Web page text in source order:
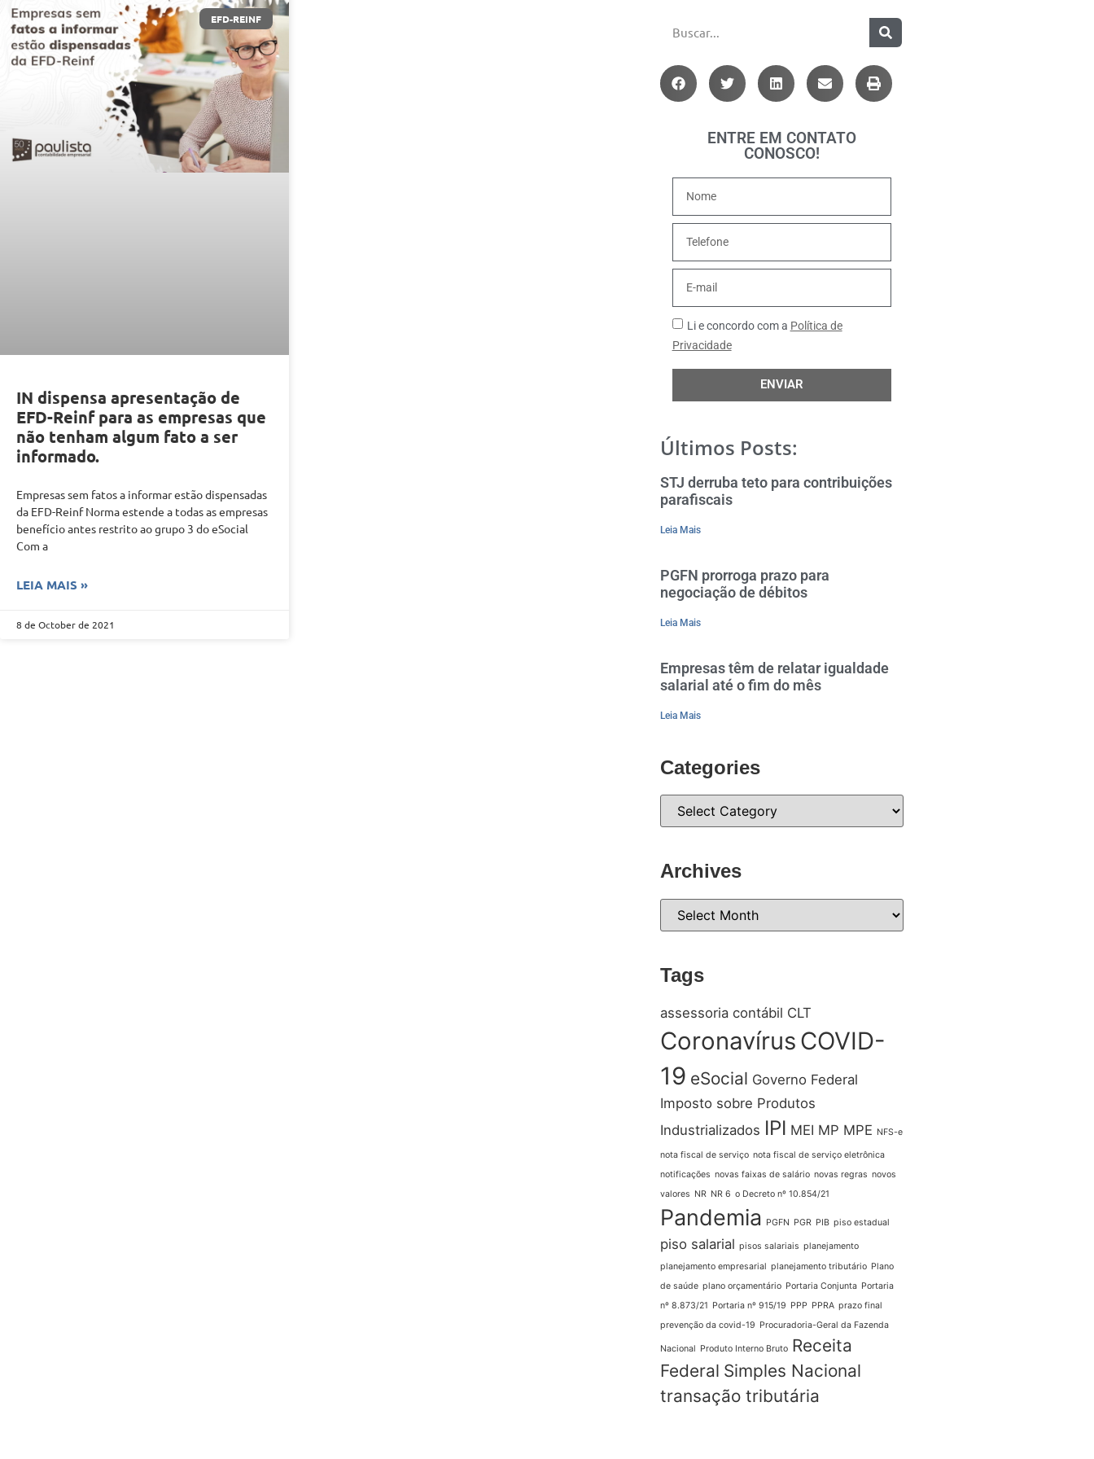
EFD-REINF
IN dispensa apresentação de
EFD-Reinf para as empresas que
não tenham algum fato a ser
informado.
Empresas sem fatos a informar estão dispensadas
da EFD-Reinf Norma estende a todas as empresas
benefício antes restrito ao grupo 3 do eSocial
Com a
LEIA MAIS »
8 de October de 2021
ENTRE EM CONTATO
CONOSCO!
Li e concordo com a Política de
Privacidade
ENVIAR
Últimos Posts:
STJ derruba teto para contribuições
parafiscais
Leia Mais
PGFN prorroga prazo para
negociação de débitos
Leia Mais
Empresas têm de relatar igualdade
salarial até o fim do mês
Leia Mais
Categories
Archives
Tags
assessoria contábil CLT
Coronavírus COVID-
19 eSocial Governo Federal
Imposto sobre Produtos
Industrializados IPI MEI MP MPE NFS-e
nota fiscal de serviço nota fiscal de serviço eletrônica
notificações novas faixas de salário novas regras novos
valores NR NR 6 o Decreto nº 10.854/21
Pandemia PGFN PGR PIB piso estadual
piso salarial pisos salariais planejamento
planejamento empresarial planejamento tributário Plano
de saúde plano orçamentário Portaria Conjunta Portaria
nº 8.873/21 Portaria nº 915/19 PPP PPRA prazo final
prevenção da covid-19 Procuradoria-Geral da Fazenda
Nacional Produto Interno Bruto Receita
Federal Simples Nacional
transação tributária